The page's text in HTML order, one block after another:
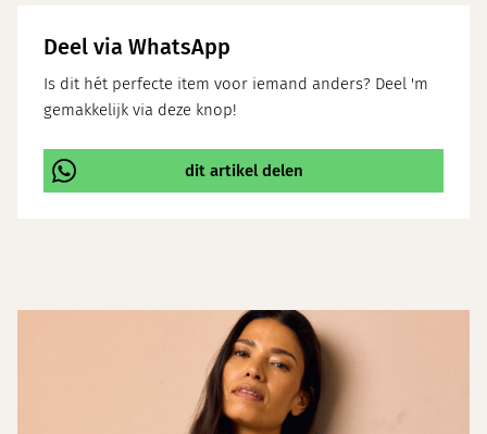
Deel via WhatsApp
Is dit hét perfecte item voor iemand anders? Deel 'm
gemakkelijk via deze knop!
dit artikel delen